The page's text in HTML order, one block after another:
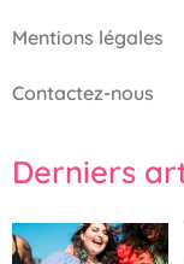
Mentions légales
Contactez-nous
Derniers